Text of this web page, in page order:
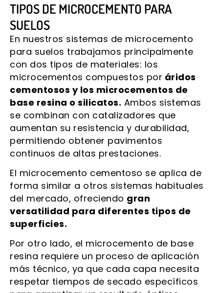
TIPOS DE MICROCEMENTO PARA
SUELOS
En nuestros sistemas de microcemento
para suelos trabajamos principalmente
con dos tipos de materiales: los
microcementos compuestos por áridos
cementosos y los microcementos de
base resina o silicatos. Ambos sistemas
se combinan con catalizadores que
aumentan su resistencia y durabilidad,
permitiendo obtener pavimentos
continuos de altas prestaciones.
El microcemento cementoso se aplica de
forma similar a otros sistemas habituales
del mercado, ofreciendo gran
versatilidad para diferentes tipos de
superficies.
Por otro lado, el microcemento de base
resina requiere un proceso de aplicación
más técnico, ya que cada capa necesita
respetar tiempos de secado específicos